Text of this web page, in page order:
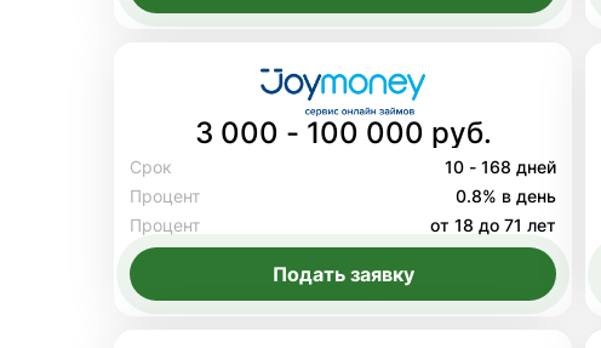
3 000 - 100 000 руб.
Срок
10 - 168 дней
Процент
0.8% в день
Процент
от 18 до 71 лет
Подать заявку